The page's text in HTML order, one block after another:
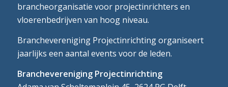
brancheorganisatie voor projectinrichters en
vloerenbedrijven van hoog niveau.
Branchevereniging Projectinrichting organiseert
jaarlijks een aantal events voor de leden.
Branchevereniging Projectinrichting